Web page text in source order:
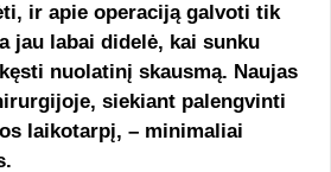
ir apie operaciją galvoti tik
jau labai didelė, kai sunku
nuolatinį skausmą. Naujas
siekiant palengvinti
laikotarpį, – minimaliai